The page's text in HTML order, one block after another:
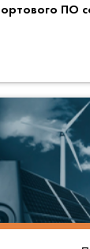
ПО